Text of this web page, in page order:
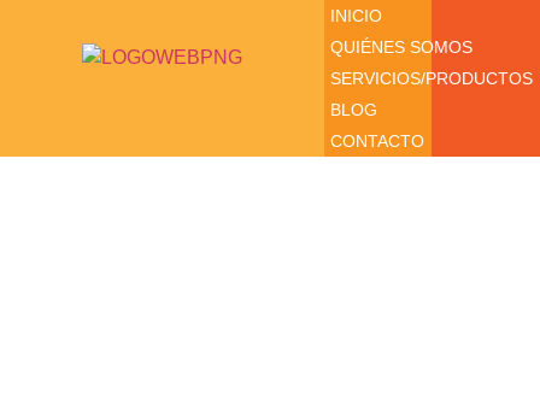
INICIO
QUIÉNES SOMOS
SERVICIOS/PRODUCTOS
BLOG
CONTACTO